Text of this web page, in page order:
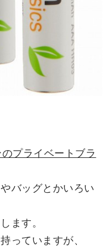
プライベートブラ
バッグとかいろい
ます。
っていますが、